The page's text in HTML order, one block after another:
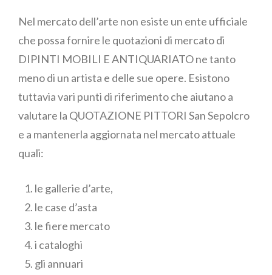
Nel mercato dell’arte non esiste un ente ufficiale
che possa fornire le quotazioni di mercato di
DIPINTI MOBILI E ANTIQUARIATO ne tanto
meno di un artista e delle sue opere. Esistono
tuttavia vari punti di riferimento che aiutano a
valutare la QUOTAZIONE PITTORI San Sepolcro
e a mantenerla aggiornata nel mercato attuale
quali:
le gallerie d’arte,
le case d’asta
le fiere mercato
i cataloghi
gli annuari